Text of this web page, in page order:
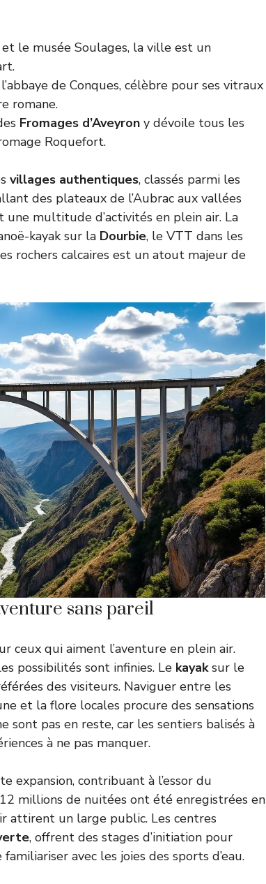
le musée Soulages, la ville est un
de Conques, célèbre pour ses vitraux
romane.
Fromages d’Aveyron y dévoile tous les
Roquefort.
villages authentiques, classés parmi les
des plateaux de l’Aubrac aux vallées
multitude d’activités en plein air. La
kayak sur la Dourbie, le VTT dans les
rochers calcaires est un atout majeur de
sans pareil
ceux qui aiment l’aventure en plein air.
possibilités sont infinies. Le kayaksur le
des visiteurs. Naviguer entre les
et la flore locales procure des sensations
sont pas en reste, car les sentiers balisés à
à ne pas manquer.
expansion, contribuant à l’essor du
millions de nuitées ont été enregistrées en
attirent un large public. Les centres
, offrent des stages d’initiation pour
avec les joies des sports d’eau.